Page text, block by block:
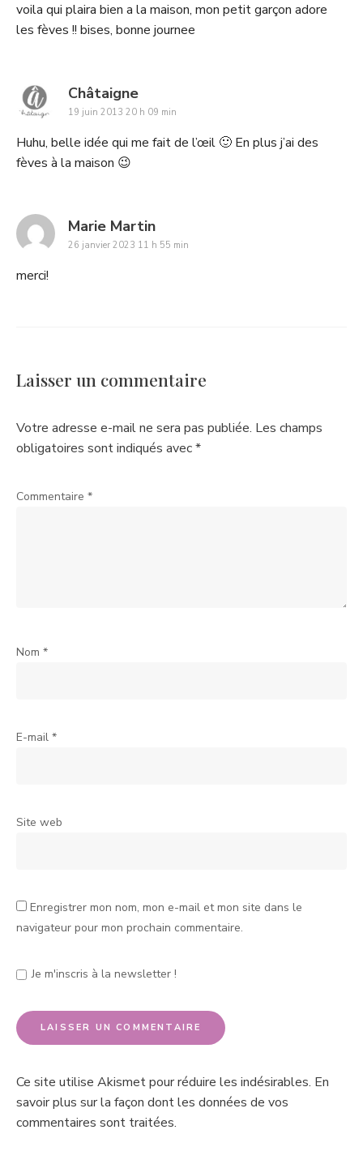
voila qui plaira bien a la maison, mon petit garçon adore
les fèves !! bises, bonne journee
Châtaignesays:
19 juin 2013 20 h 09 min
Huhu, belle idée qui me fait de l’œil 🙂 En plus j’ai des
fèves à la maison 😉
Marie Martinsays:
26 janvier 2023 11 h 55 min
merci!
Laisser un commentaire
Votre adresse e-mail ne sera pas publiée. Les champs
obligatoires sont indiqués avec*
Commentaire *
Nom *
E-mail *
Site web
Enregistrer mon nom, mon e-mail et mon site dans le
navigateur pour mon prochain commentaire.
Je m'inscris à la newsletter !
Ce site utilise Akismet pour réduire les indésirables. En
savoir plus sur la façon dont les données de vos
commentaires sont traitées.